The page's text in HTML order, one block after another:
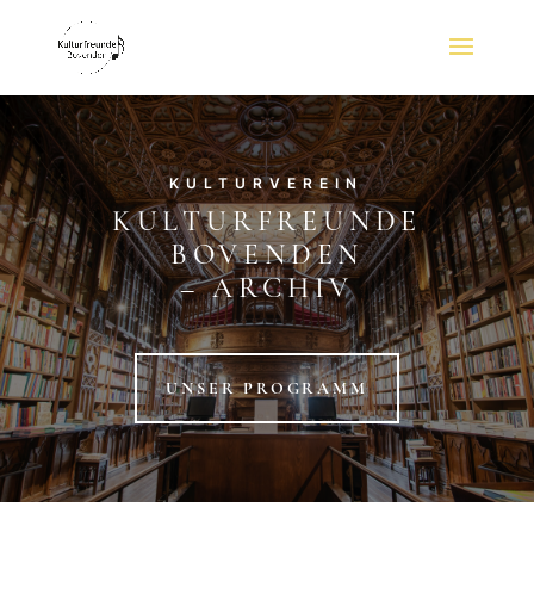
KULTURVEREIN
KULTURFREUNDE
BOVENDEN
– ARCHIV
UNSER PROGRAMM